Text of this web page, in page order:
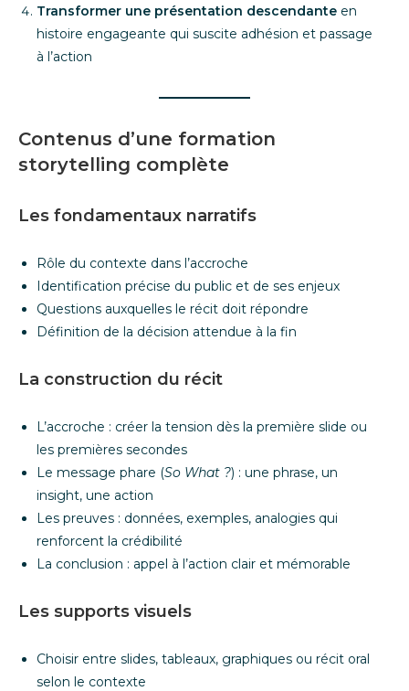
Transformer une présentation descendante en
histoire engageante qui suscite adhésion et passage
à l’action
Contenus d’une formation
storytelling complète
Les fondamentaux narratifs
Rôle du contexte dans l’accroche
Identification précise du public et de ses enjeux
Questions auxquelles le récit doit répondre
Définition de la décision attendue à la fin
La construction du récit
L’accroche : créer la tension dès la première slide ou
les premières secondes
Le message phare (So What ?) : une phrase, un
insight, une action
Les preuves : données, exemples, analogies qui
renforcent la crédibilité
La conclusion : appel à l’action clair et mémorable
Les supports visuels
Choisir entre slides, tableaux, graphiques ou récit oral
selon le contexte